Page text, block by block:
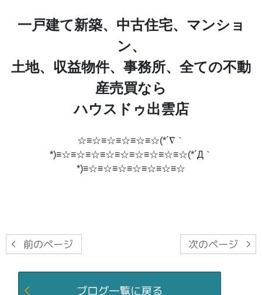
一戸建て新築、中古住宅、マンショ
ン、
土地、収益物件、事務所、全ての不動
産売買なら
ハウスドゥ出雲店
☆≡☆≡☆≡☆≡☆≡☆(*´∇｀
*)≡☆≡☆≡☆≡☆≡☆≡☆≡☆≡☆≡☆(*´Д｀
*)≡☆≡☆≡☆≡☆≡☆≡☆≡☆